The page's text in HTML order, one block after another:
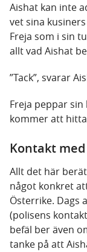
Aishat kan inte
vet sina
Freja som i sin
allt vad Aishat
”Tack”, svarar
Freja peppar
kommer att
Kontakt
Allt det här
något konkret
Österrike. Dags
(polisens
befäl ber även
tanke på att